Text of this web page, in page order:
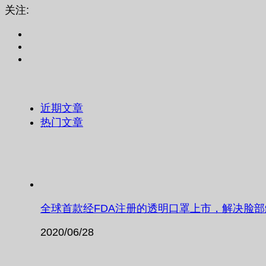
关注:
近期文章
热门文章
全球首款经FDA注册的透明口罩上市，解决脸
2020/06/28